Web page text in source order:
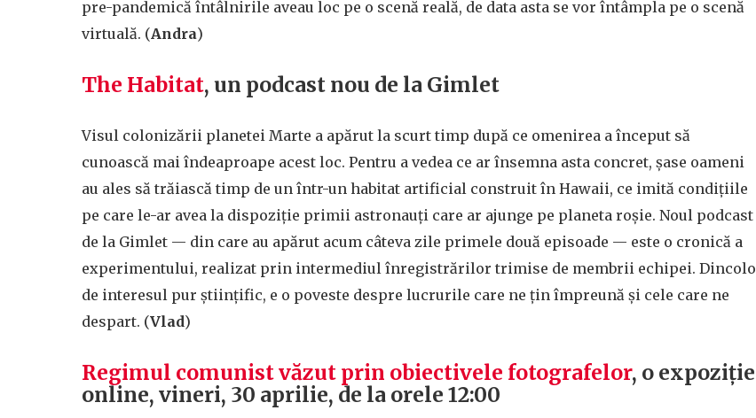
pre-pandemică întâlnirile aveau loc pe o scenă reală, de data asta se vor întâmpla pe o scenă
virtuală. (Andra)
The Habitat, un podcast nou de la Gimlet
Visul colonizării planetei Marte a apărut la scurt timp după ce omenirea a început să
cunoască mai îndeaproape acest loc. Pentru a vedea ce ar însemna asta concret, șase oameni
au ales să trăiască timp de un într-un habitat artificial construit în Hawaii, ce imită condițiile
pe care le-ar avea la dispoziție primii astronauți care ar ajunge pe planeta roșie. Noul podcast
de la Gimlet — din care au apărut acum câteva zile primele două episoade — este o cronică a
experimentului, realizat prin intermediul înregistrărilor trimise de membrii echipei. Dincolo
de interesul pur științific, e o poveste despre lucrurile care ne țin împreună și cele care ne
despart. (Vlad)
Regimul comunist văzut prin obiectivele fotografelor, o expoziție
online, vineri, 30 aprilie, de la orele 12:00